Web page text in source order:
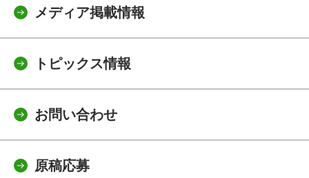
メディア掲載情報
トピックス情報
お問い合わせ
原稿応募